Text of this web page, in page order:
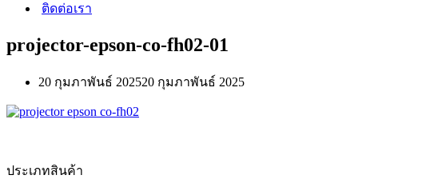
ติดต่อเรา
projector-epson-co-fh02-01
20 กุมภาพันธ์ 202520 กุมภาพันธ์ 2025
ประเภทสินค้า